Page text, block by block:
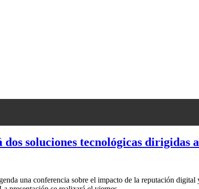
soluciones tecnológicas dirigidas
una conferencia sobre el impacto de la reputación digital